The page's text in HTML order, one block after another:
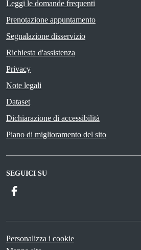
Leggi le domande frequenti
Prenotazione appuntamento
Segnalazione disservizio
Richiesta d'assistenza
Privacy
Note legali
Dataset
Dichiarazione di accessibilità
Piano di miglioramento del sito
SEGUICI SU
Personalizza i cookie